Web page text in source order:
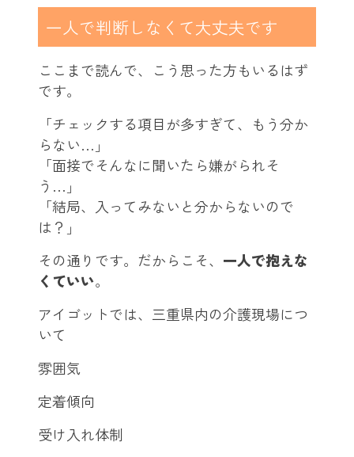
一人で判断しなくて大丈夫です
ここまで読んで、こう思った方もいるはず
です。
「チェックする項目が多すぎて、もう分か
らない…」
「面接でそんなに聞いたら嫌がられそ
う…」
「結局、入ってみないと分からないので
は？」
その通りです。だからこそ、 一人で抱えな
くていい。
アイゴットでは、三重県内の介護現場につ
いて
雰囲気
定着傾向
受け入れ体制